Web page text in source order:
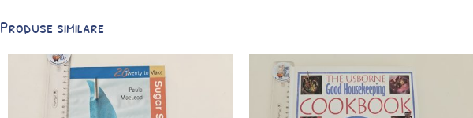
Produse similare